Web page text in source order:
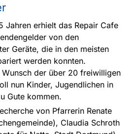
Jahren erhielt das Repair Cafe
von den
Geräte, die in den meisten
werden konnten.
Wunsch der über 20 freiwilligen
nun Kinder, Jugendlichen in
Gute kommen.
von Pfarrerin Renate
Claudia Schroth